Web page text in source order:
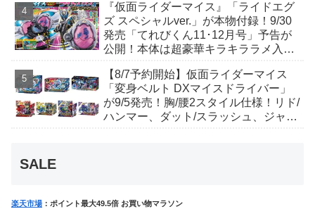
『仮面ライダーマイス』「ライドエグ
ズ スペシャルver.」が本物付録！9/30
発売「てれびくん11･12月号」予告が
公開！本体は超豪華キラキララメ入
音声が！
【8/7予約開始】仮面ライダーマイス
「変身ベルト DXマイスドライバー」
が9/5発売！胸/腰2スタイル仕様！リド/
ハンマー、ダット/スラッシュ、ジャ
SALE
楽天市場 ：ポイント最大49.5倍 お買い物マラソン